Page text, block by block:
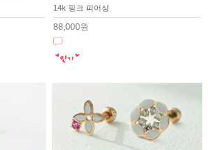
14k 핑크 피어싱
88,000원